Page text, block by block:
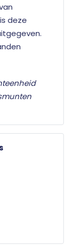
deze
munten is
zijde.
zijn in het
kunnen
en